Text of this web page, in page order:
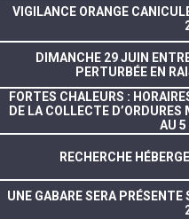
VIGILANCE ORANGE
DIMANCHE 29 JUIN
PERTURBÉE EN
FORTES CHALEURS :
DE LA COLLECTE
AU
RECHERCHE
UNE GABARE SERA